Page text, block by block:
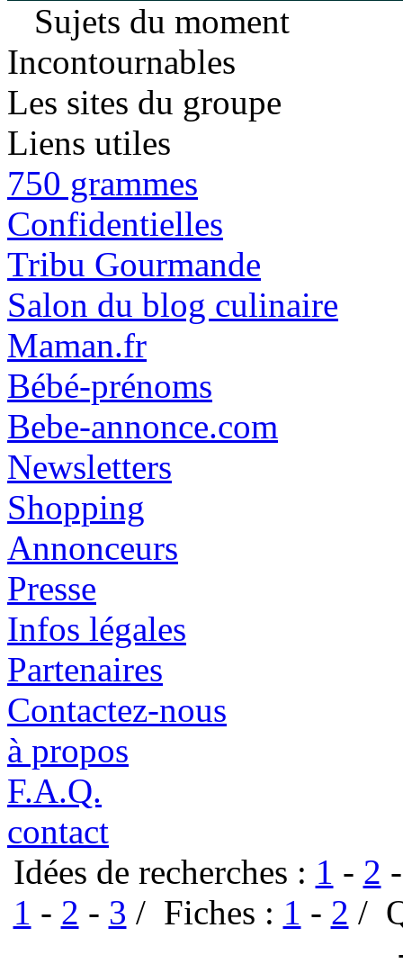
Sujets du moment
Incontournables
Les sites du groupe
Liens utiles
750 grammes
Confidentielles
Tribu Gourmande
Salon du blog culinaire
Maman.fr
Bébé-prénoms
Bebe-annonce.com
Newsletters
Shopping
Annonceurs
Presse
Infos légales
Partenaires
Contactez-nous
à propos
F.A.Q.
contact
Idées de recherches : 1 - 2
1 - 2 - 3 / Fiches : 1 - 2 /